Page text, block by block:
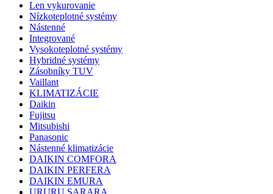
Len vykurovanie
Nízkoteplotné systémy
Nástenné
Integrované
Vysokoteplotné systémy
Hybridné systémy
Zásobníky TUV
Vaillant
KLIMATIZÁCIE
Daikin
Fujitsu
Mitsubishi
Panasonic
Nástenné klimatizácie
DAIKIN COMFORA
DAIKIN PERFERA
DAIKIN EMURA
URURU SARARA